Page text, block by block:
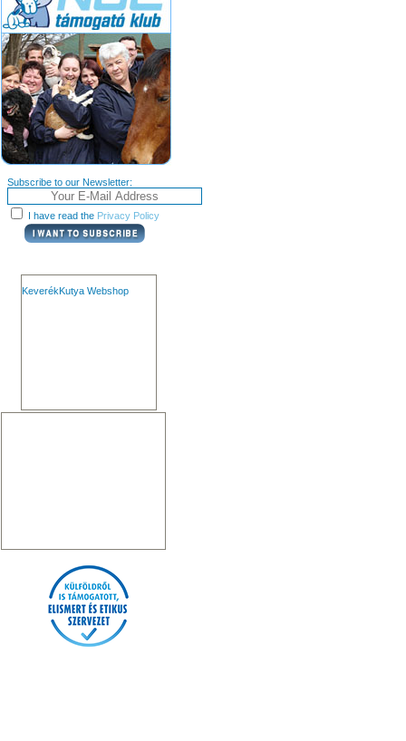
Subscribe to our Newsletter:
I have read the Privacy Policy
KeverékKutya Webshop